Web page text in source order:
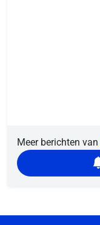
Meer berichten van